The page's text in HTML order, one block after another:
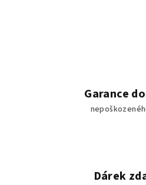
Garance
Dárek